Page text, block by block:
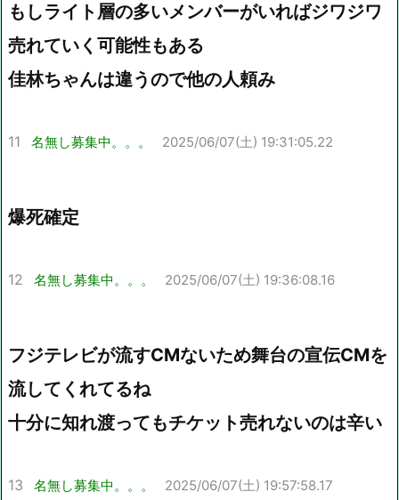
もしライト層の多いメンバーがいればジワジワ
売れていく可能性もある
佳林ちゃんは違うので他の人頼み
11 名無し募集中。。。 2025/06/07(土) 19:31:05.22
爆死確定
12 名無し募集中。。。 2025/06/07(土) 19:36:08.16
フジテレビが流すCMないため舞台の宣伝CMを
流してくれてるね
十分に知れ渡ってもチケット売れないのは辛い
13 名無し募集中。。。 2025/06/07(土) 19:57:58.17